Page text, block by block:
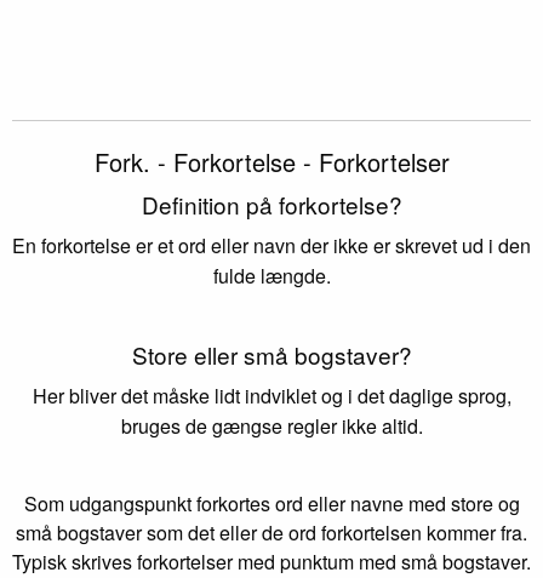
Fork. - Forkortelse - Forkortelser
Definition på forkortelse?
En forkortelse er et ord eller navn der ikke er skrevet ud i den
fulde længde.
Store eller små bogstaver?
Her bliver det måske lidt indviklet og i det daglige sprog,
bruges de gængse regler ikke altid.
Som udgangspunkt forkortes ord eller navne med store og
små bogstaver som det eller de ord forkortelsen kommer fra.
Typisk skrives forkortelser med punktum med små bogstaver.